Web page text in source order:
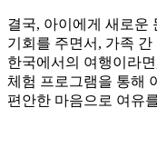
결국, 아이에게 새로운
기회를 주면서, 가족
한국에서의 여행이라
체험 프로그램을 통해
편안한 마음으로 여유